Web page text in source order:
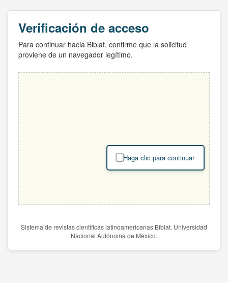
Verificación de acceso
Para continuar hacia Biblat, confirme que la solicitud
proviene de un navegador legítimo.
Haga clic para continuar
Sistema de revistas científicas latinoamericanas Biblat. Universidad
Nacional Autónoma de México.